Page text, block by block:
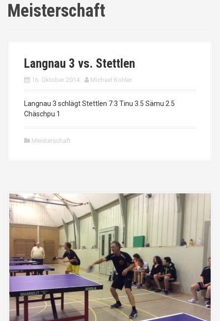
Meisterschaft
Langnau 3 vs. Stettlen
16. Oktober 2014 Michael Kohler
Langnau 3 schlägt Stettlen 7:3 Tinu 3.5 Sämu 2.5
Chäschpu 1
Meisterschaft